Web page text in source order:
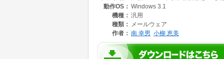
を提供することで、みなさんのパソコンライ
というものです。
■メールウェアについて
サウンドに同梱されているメールフォームに
御礼に『声優からのご挨拶』（出演者顔写真）
動作OS： Windows 3.1
機種： 汎用
種類： メールウェア
作者： 南 幸男 小柳 恵美